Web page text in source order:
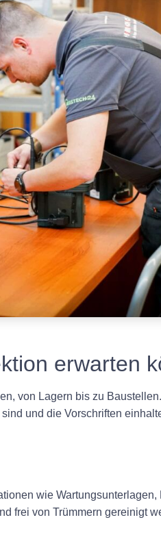
erwarten
von Lagern bis zu
und die Vorschriften
wie
frei von Trümmern gereinigt